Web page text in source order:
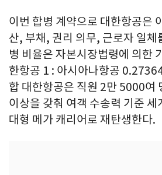
이번 합병 계약으로 대한항공은
산, 부채, 권리 의무, 근로자 일체
병 비율은 자본시장법령에 의한
한항공 1 : 아시아나항공
합 대한항공은 직원 2만 5000여
이상을 갖춰 여객 수송력 기준
대형 메가 캐리어로 재탄생한다.